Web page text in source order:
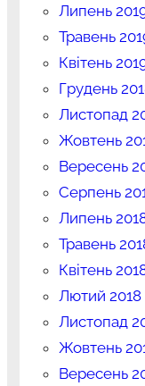
Липень
Травень
Квітень
Грудень
Листопад
Жовтень
Вересень
Серпень
Липень
Травень
Квітень
Лютий 2018
Листопад
Жовтень
Вересень